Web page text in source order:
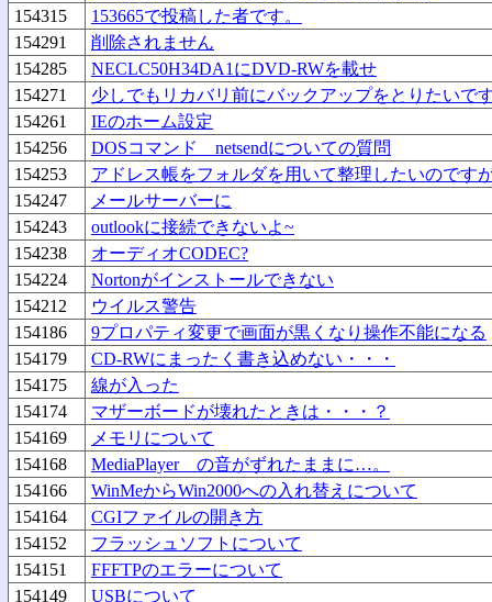
154315
153665で投稿した者です。
154291
削除されません
154285
NECLC50H34DA1にDVD-RWを載せ
154271
少しでもリカバリ前にバックアップをとりたいで
154261
IEのホーム設定
154256
DOSコマンド netsendについての質問
154253
アドレス帳をフォルダを用いて整理したいのです
154247
メールサーバーに
154243
outlookに接続できないよ~
154238
オーディオCODEC?
154224
Nortonがインストールできない
154212
ウイルス警告
154186
9プロパティ変更で画面が黒くなり操作不能になる
154179
CD-RWにまったく書き込めない・・・
154175
線が入った
154174
マザーボードが壊れたときは・・・？
154169
メモリについて
154168
MediaPlayer の音がずれたままに…。
154166
WinMeからWin2000への入れ替えについて
154164
CGIファイルの開き方
154152
フラッシュソフトについて
154151
FFFTPのエラーについて
154149
USBについて